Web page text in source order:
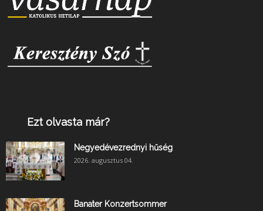
Ezt olvasta már?
Negyedévezrednyi hűség
2026. augusztus 04.
Banater Konzertsommer